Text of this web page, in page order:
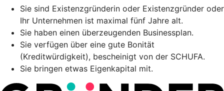
Sie sind Existenzgründerin oder Existenzgründer oder
Ihr Unternehmen ist maximal fünf Jahre alt.
Sie haben einen überzeugenden Businessplan.
Sie verfügen über eine gute Bonität
(Kreditwürdigkeit), bescheinigt von der SCHUFA.
Sie bringen etwas Eigenkapital mit.